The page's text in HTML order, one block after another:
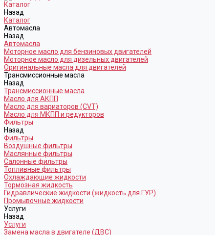
Каталог
Назад
Каталог
Автомасла
Назад
Автомасла
Моторное масло для бензиновых двигателей
Моторное масло для дизельных двигателей
Оригинальные масла для двигателей
Трансмиссионные масла
Назад
Трансмиссионные масла
Масло для АКПП
Масло для вариаторов (CVT)
Масло для МКПП и редукторов
Фильтры
Назад
Фильтры
Воздушные фильтры
Маслянные фильтры
Салонные фильтры
Топливные фильтры
Охлаждающие жидкости
Тормозная жидкость
Гидравлические жидкости (жидкость для ГУР)
Промывочные жидкости
Услуги
Назад
Услуги
Замена масла в двигателе (ДВС)